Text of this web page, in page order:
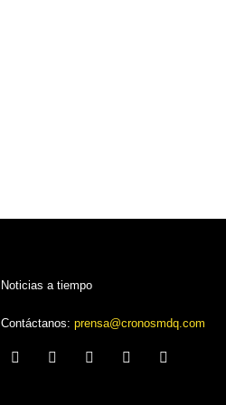
Noticias a tiempo
Contáctanos: prensa@cronosmdq.com